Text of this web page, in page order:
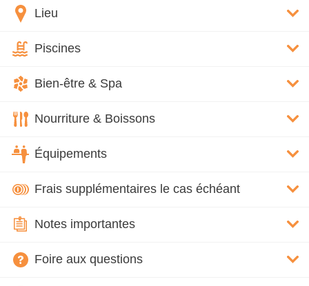
Lieu
Piscines
Bien-être & Spa
Nourriture & Boissons
Équipements
Frais supplémentaires le cas échéant
Notes importantes
Foire aux questions